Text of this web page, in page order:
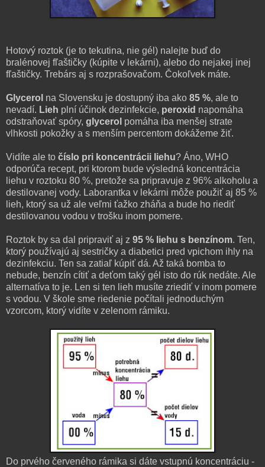
Hotový roztok (je to tekutina, nie gél) nalejte buď do
bralénovej fľaštičky (kúpite v lekárni), alebo do nejakej inej
fľaštičky. Trebárs aj s rozprašovačom. Čokoľvek máte.
Glycerol na Slovensku je dostupný iba ako 85 %, ale to
nevadí. Lieh plní účinok dezinfekcie, peroxid napomáha
odstraňovať spóry, glycerol pomáha iba menšej strate
vlhkosti pokožky a s menším percentom dokážeme žiť.
Vidíte ale to číslo pri koncentrácii liehu? Áno, WHO
odporúča recept, pri ktorom bude výsledná koncentrácia
liehu v roztoku 80 %, pretože sa pripravuje z 96% alkoholu a
destilovanej vody. Laborantka v lekárni môže použiť aj 85 %
lieh, ktorý sa už ale veľmi ťažko zháňa a bude ho riediť
destilovanou vodou v trošku inom pomere.
Roztok by sa dal pripraviť aj z 95 % liehu s benzínom. Ten,
ktorý používajú aj sestričky a diabetici pred vpichom ihly na
dezinfekciu. Ten sa zatiaľ kúpiť dá. Až taká bomba to
nebude, benzín cítiť a deťom taký gél isto do rúk nedáte. Ale
alternatíva to je. Len si ten lieh musíte zriediť v inom pomere
s vodou. V škole sme riedenie počítali jednoduchým
vzorcom, ktorý vidíte v zelenom rámiku.
Do prvého červeného rámika si dáte vstupnú koncentráciu -